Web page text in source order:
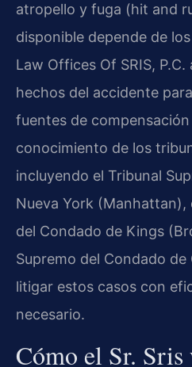
atropello y fuga (hit and
disponible depende de
Law Offices Of SRIS,
hechos del accidente
fuentes de
conocimiento de los
incluyendo el Tribunal
Nueva York (Manhattan),
del Condado de Kings
Supremo del Condado
litigar estos casos con
necesario.
Cómo el Sr.